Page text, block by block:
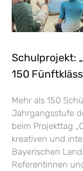
Schulprojekt:
150
Mehr als 150
Jahrgangsstufe
beim Projekttag
kreativen und
Bayerischen
Referentinnen